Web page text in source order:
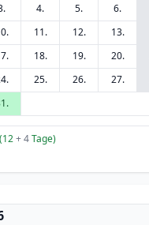
4. 5. 6.
11. 12. 13.
18. 19. 20.
25. 26. 27.
(12+ 4Tage)